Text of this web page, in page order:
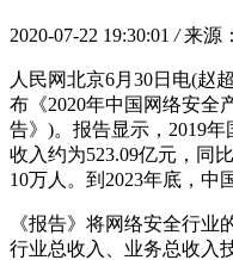
2020-07-22 19:30:01 / 来源
人民网北京6月30日电(赵
布《2020年中国网络安全
告》)。报告显示，2019
收入约为523.09亿元，同
10万人。到2023年底，中
《报告》将网络安全行业
行业总收入、业务总收入